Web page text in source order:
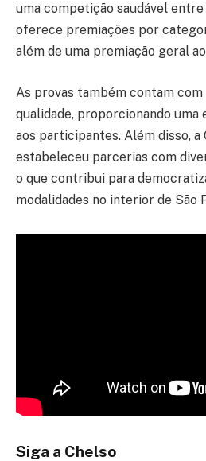
uma competição saudável
oferece premiações por
além de uma premiação geral
As provas também contam
qualidade, proporcionando
aos participantes. Além disso,
estabeleceu parcerias com
o que contribui para
modalidades no interior de São
Siga a Chelso